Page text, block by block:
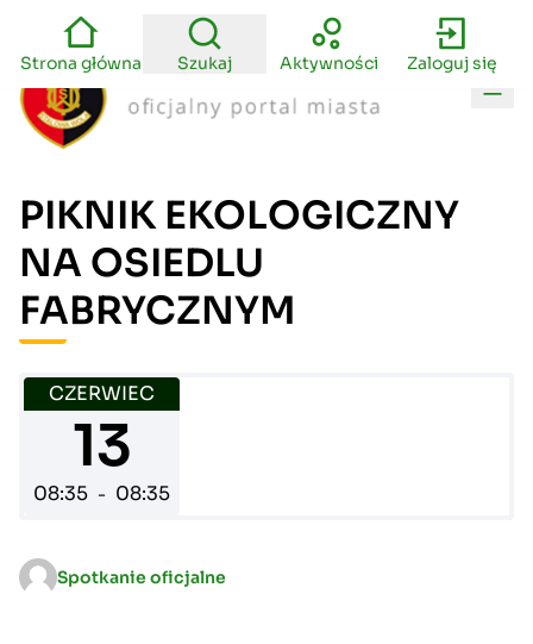
Strona główna Szukaj Aktywności Zaloguj się
PIKNIK EKOLOGICZNY
NA OSIEDLU
FABRYCZNYM
CZERWIEC
13
08:35 - 08:35
Spotkanie oficjalne